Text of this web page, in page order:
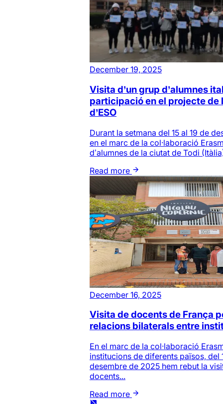
December 19, 2025
Visita d’un grup d’alumnes
participació en el projecte de
d’ESO
Durant la setmana del 15 al 19 de
en el marc de la col·laboració
d’alumnes de la ciutat de Todi
Read more
December 16, 2025
Visita de docents de França
relacions bilaterals entre
En el marc de la col·laboració
institucions de diferents països, del
desembre de 2025 hem rebut la
docents...
Read more